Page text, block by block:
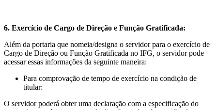
6. Exercício de Cargo de Direção e Função Gratificada:
Além da portaria que nomeia/designa o servidor para o exercício de
Cargo de Direção ou Função Gratificada no IFG, o servidor pode
acessar essas informações da seguinte maneira:
Para comprovação de tempo de exercício na condição de
titular:
O servidor poderá obter uma declaração com a especificação do